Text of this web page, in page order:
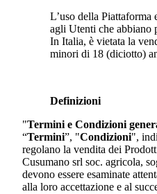
L’uso della
agli Utenti che abbiano
In Italia, è vietata la
minori di 18 (diciotto)
Definizioni
"Termini e Condizioni
“Termini”, "Condizioni",
regolano la vendita dei
Cusumano srl soc. agricola,
devono essere esaminate
alla loro accettazione e al